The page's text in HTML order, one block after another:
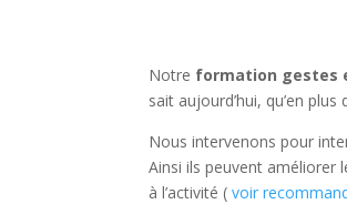
Notre formation gestes
sait aujourd’hui, qu’en
Nous intervenons pour
Ainsi ils peuvent améliorer
à l’activité (voir